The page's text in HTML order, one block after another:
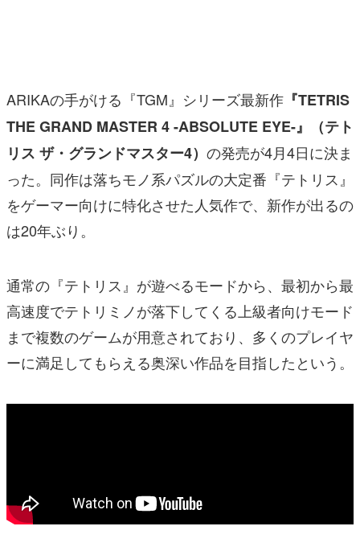
その他
電ファミニコゲーマーとは？
運営：株式会社マレ
ARIKAの手がける『TGM』シリーズ最新作 『TETRIS
THE GRAND MASTER 4 -ABSOLUTE EYE-』（テト
リス ザ・グランドマスター4） の発売が4月4日に決ま
った。同作は落ちモノ系パズルの大定番『テトリス』
をゲーマー向けに特化させた人気作で、新作が出るの
は20年ぶり。
通常の『テトリス』が遊べるモードから、最初から最
高速度でテトリミノが落下してくる上級者向けモード
まで複数のゲームが用意されており、多くのプレイヤ
ーに満足してもらえる奥深い作品を目指したという。